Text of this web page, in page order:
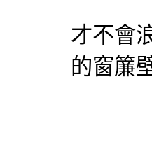
才不會
的窗簾